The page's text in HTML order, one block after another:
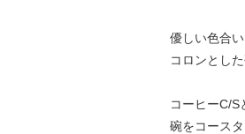
優しい色合
コロンとし
コーヒーC/S
碗をコース